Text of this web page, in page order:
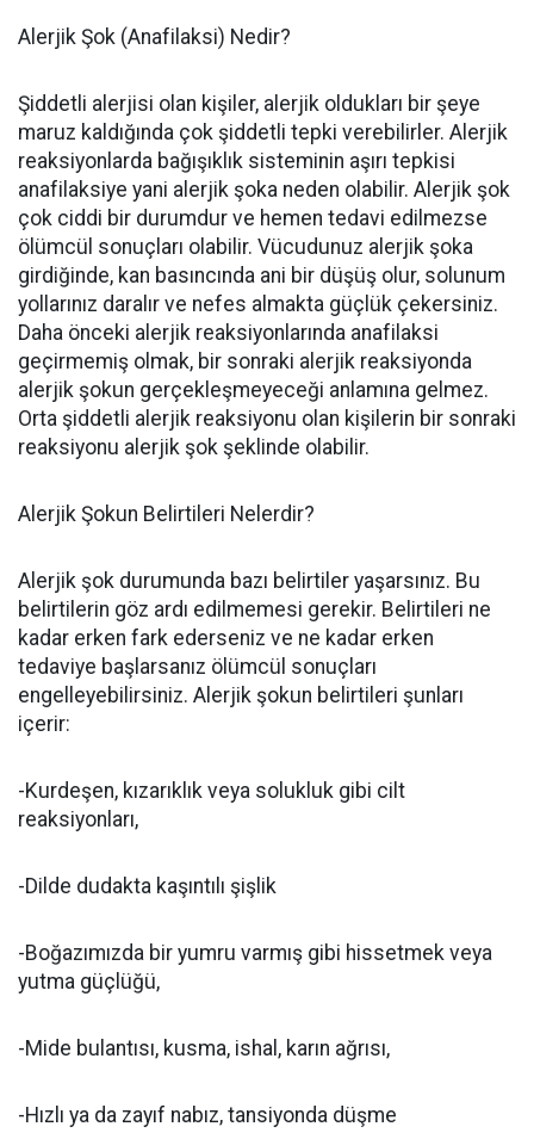
Alerjik Şok (Anafilaksi) Nedir?
Şiddetli alerjisi olan kişiler, alerjik oldukları bir şeye
maruz kaldığında çok şiddetli tepki verebilirler. Alerjik
reaksiyonlarda bağışıklık sisteminin aşırı tepkisi
anafilaksiye yani alerjik şoka neden olabilir. Alerjik şok
çok ciddi bir durumdur ve hemen tedavi edilmezse
ölümcül sonuçları olabilir. Vücudunuz alerjik şoka
girdiğinde, kan basıncında ani bir düşüş olur, solunum
yollarınız daralır ve nefes almakta güçlük çekersiniz.
Daha önceki alerjik reaksiyonlarında anafilaksi
geçirmemiş olmak, bir sonraki alerjik reaksiyonda
alerjik şokun gerçekleşmeyeceği anlamına gelmez.
Orta şiddetli alerjik reaksiyonu olan kişilerin bir sonraki
reaksiyonu alerjik şok şeklinde olabilir.
Alerjik Şokun Belirtileri Nelerdir?
Alerjik şok durumunda bazı belirtiler yaşarsınız. Bu
belirtilerin göz ardı edilmemesi gerekir. Belirtileri ne
kadar erken fark ederseniz ve ne kadar erken
tedaviye başlarsanız ölümcül sonuçları
engelleyebilirsiniz. Alerjik şokun belirtileri şunları
içerir:
-Kurdeşen, kızarıklık veya solukluk gibi cilt
reaksiyonları,
-Dilde dudakta kaşıntılı şişlik
-Boğazımızda bir yumru varmış gibi hissetmek veya
yutma güçlüğü,
-Mide bulantısı, kusma, ishal, karın ağrısı,
-Hızlı ya da zayıf nabız, tansiyonda düşme